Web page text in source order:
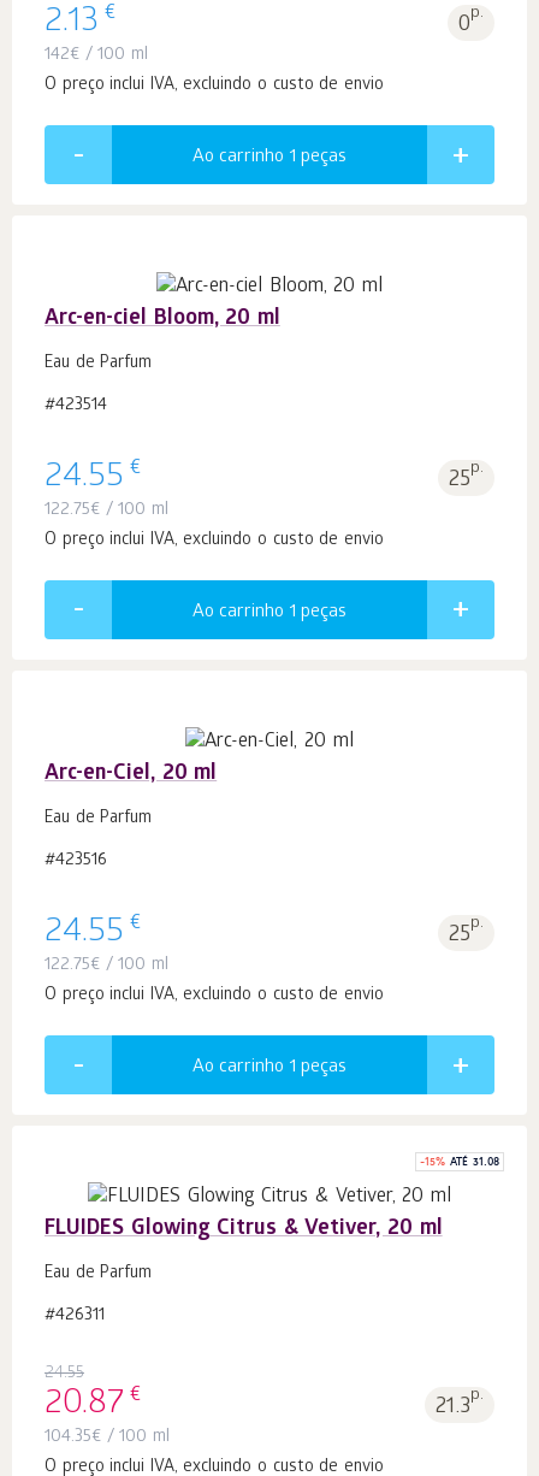
2.13 € 0p.
142€ / 100 ml
O preço inclui IVA, excluindo o custo de envio
Ao carrinho 1 peças
Arc-en-ciel Bloom, 20 ml
Eau de Parfum
#423514
24.55 € 25p.
122.75€ / 100 ml
O preço inclui IVA, excluindo o custo de envio
Ao carrinho 1 peças
Arc-en-Ciel, 20 ml
Eau de Parfum
#423516
24.55 € 25p.
122.75€ / 100 ml
O preço inclui IVA, excluindo o custo de envio
Ao carrinho 1 peças
-15% ATÉ 31.08
FLUIDES Glowing Citrus & Vetiver, 20 ml
Eau de Parfum
#426311
24.55
20.87 € 21.3p.
104.35€ / 100 ml
O preço inclui IVA, excluindo o custo de envio